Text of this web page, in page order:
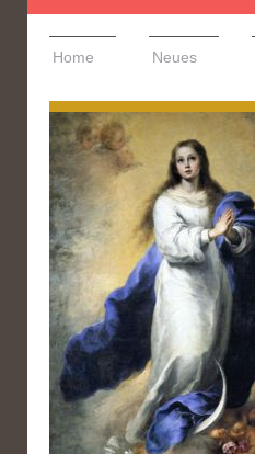
Home Neues